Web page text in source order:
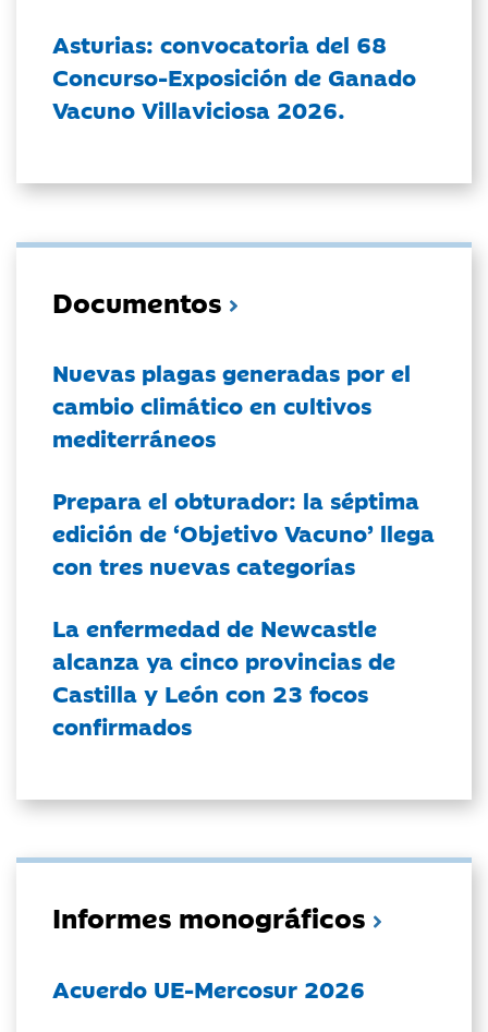
Asturias: convocatoria del 68
Concurso-Exposición de Ganado
Vacuno Villaviciosa 2026.
Documentos
Nuevas plagas generadas por el
cambio climático en cultivos
mediterráneos
Prepara el obturador: la séptima
edición de ‘Objetivo Vacuno’ llega
con tres nuevas categorías
La enfermedad de Newcastle
alcanza ya cinco provincias de
Castilla y León con 23 focos
confirmados
Informes monográficos
Acuerdo UE-Mercosur 2026